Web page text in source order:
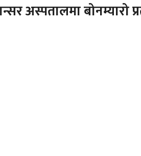
अस्पतालमा बोनम्यारो